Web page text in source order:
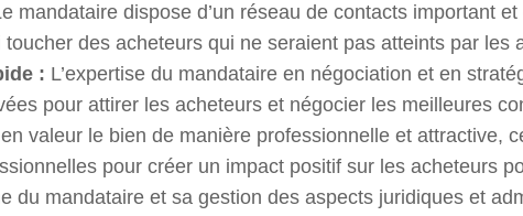
mandataire dispose d’un réseau de contacts important
des acheteurs qui ne seraient pas atteints par les
: L’expertise du mandataire en négociation et en
pour attirer les acheteurs et négocier les meilleures
valeur le bien de manière professionnelle et attractive,
pour créer un impact positif sur les acheteurs
du mandataire et sa gestion des aspects juridiques et